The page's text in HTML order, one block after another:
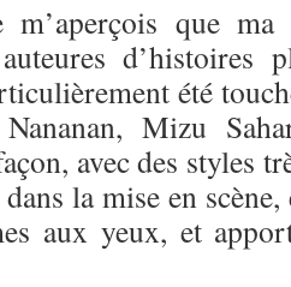
que
d’histoires
été
Mizu
avec des styles
la mise en
aux yeux, et